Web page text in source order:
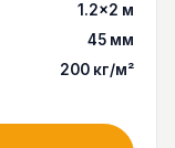
1.2×2 м
45 мм
200 кг/м²